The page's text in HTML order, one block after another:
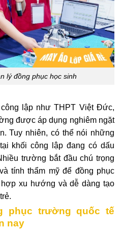
lý đồng phục học sinh
lập như THPT Việt Đức,
được áp dụng nghiêm ngặt
Tuy nhiên, có thể nói những
khối công lập đang có dấu
trường bắt đầu chú trọng
tính thẩm mỹ để đồng phục
xu hướng và dễ dàng tạo
phục trường quốc tế
nay